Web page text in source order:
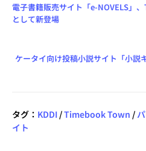
電子書籍販売サイト「e-NOVELS」
として新登場
ケータイ向け投稿小説サイト「小説
タグ： KDDI /Timebook Town /
イト